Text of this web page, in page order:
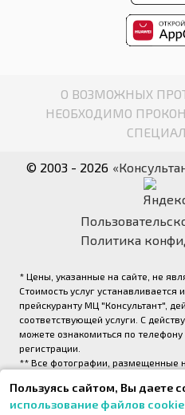
О ВОЗМОЖНЫХ
НЕОБХОДИМО
© 2003 - 2026
Политика
* Цены, указанные на сайте, не
Стоимость услуг устанавливается
прейскуранту МЦ "Консультант",
соответствующей услуги. С
можете ознакомиться по телефону
регистрации.
** Все фотографии, размещенные
«Консультант» (правообладатель
Пользуясь сайтом, Вы даете
использование файлов